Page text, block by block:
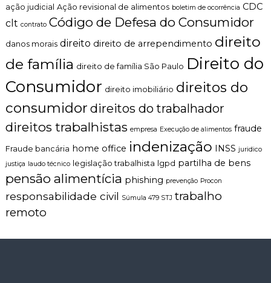
ação judicial Ação revisional de alimentos boletim de ocorrência CDC
clt contrato Código de Defesa do Consumidor
danos morais direito direito de arrependimento direito
de família direito de família São Paulo Direito do
Consumidor direito imobiliário direitos do
consumidor direitos do trabalhador
direitos trabalhistas empresa Execução de alimentos fraude
Fraude bancária home office indenização INSS juridico
justiça laudo técnico legislação trabalhista lgpd partilha de bens
pensão alimentícia phishing prevenção Procon
responsabilidade civil Súmula 479 STJ trabalho
remoto